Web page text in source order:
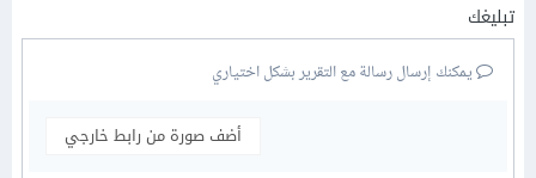
تبليغك
يمكنك إرسال رسالة مع التقرير بشكل اختياري
أضف صورة من رابط خارجي